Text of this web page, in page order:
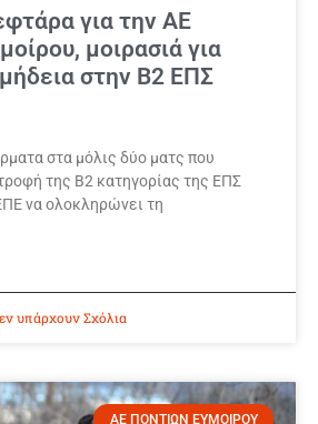
για την ΑΕ
μοιρασιά για
στην Β2 ΕΠΣ
στα μόλις δύο ματς που
της Β2 κατηγορίας της ΕΠΣ
να ολοκληρώνει τη
υπάρχουν Σχόλια
ΑΕ ΠΟΝΤΙΩΝ ΕΥΜΟΙΡΟΥ